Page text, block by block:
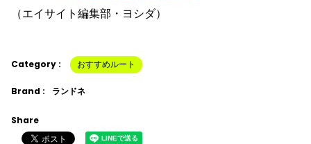
（エイサイト編集部・ヨシダ）
Category : おすすめルート
Brand : ランドネ
Share